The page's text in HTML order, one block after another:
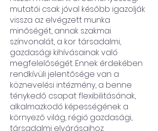
mutatói csak jóval később igazolják
vissza az elvégzett munka
minőségét, annak szakmai
színvonalát, a kor társadalmi,
gazdasági kihívásainak való
megfelelőségét. Ennek érdekében
rendkívüli jelentősége van a
köznevelési intézmény, a benne
ténykedő csapat flexibilitásának,
alkalmazkodó képességének a
környező világ, régió gazdasági,
társadalmi elvárásaihoz.